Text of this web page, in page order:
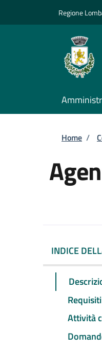
Regione
Home /
INDICE
Requisiti
Attività